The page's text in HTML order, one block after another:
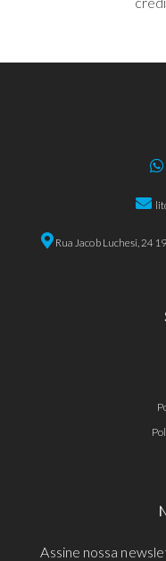
Rua Jacob Luchesi,
Assine nossa